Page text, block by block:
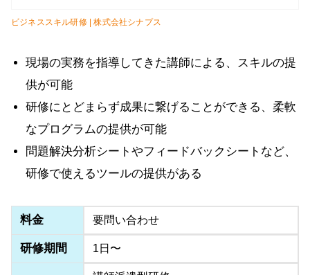
ビジネススキル研修 | 株式会社シナプス
現場の実務を指導してきた講師による、スキルの提
供が可能
研修にとどまらず成果に繋げることができる、柔軟
なプログラムの提供が可能
問題解決分析シートやフィードバックシートなど、
研修で使えるツールの提供がある
料金 要問い合わせ
研修期間 1日〜